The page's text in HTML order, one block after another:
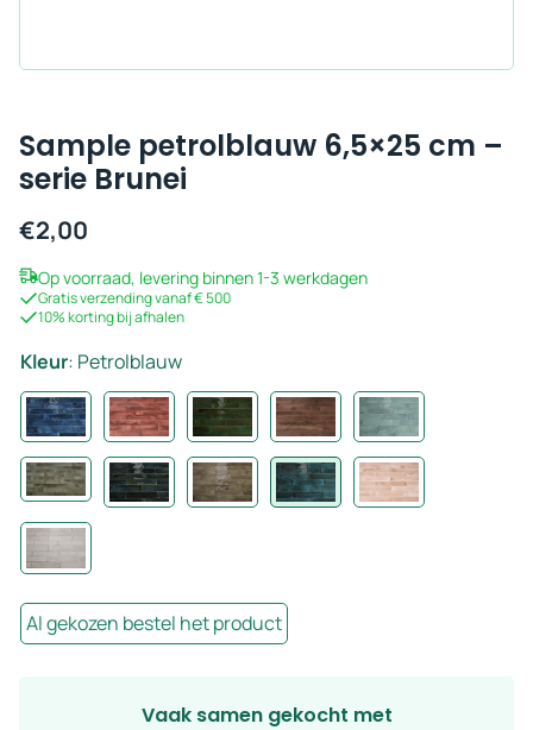
Sample petrolblauw 6,5×25 cm –
serie Brunei
€2,00
Op voorraad, levering binnen 1-3 werkdagen
Gratis verzending vanaf € 500
10% korting bij afhalen
Kleur: Petrolblauw
Al gekozen bestel het product
Vaak samen gekocht met